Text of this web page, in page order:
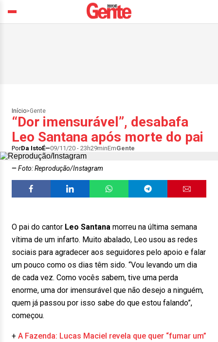
Início>Gente
“Dor imensurável”, desabafa
Leo Santana após morte do pai
PorDa IstoÉ 09/11/20 - 23h29minEmGente
Foto: Reprodução/Instagram
O pai do cantor Leo Santana morreu na última semana
vítima de um infarto. Muito abalado, Leo usou as redes
sociais para agradecer aos seguidores pelo apoio e falar
um pouco como os dias têm sido. “Vou levando um dia
de cada vez. Como vocês sabem, tive uma perda
enorme, uma dor imensurável que não desejo a ninguém,
quem já passou por isso sabe do que estou falando”,
começou.
+ A Fazenda: Lucas Maciel revela que quer “fumar um”